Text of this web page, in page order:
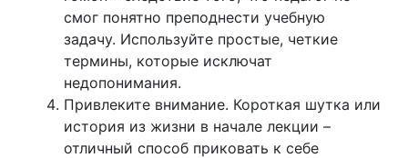
смог понятно преподнести учебную
задачу. Используйте простые, четкие
термины, которые исключат
недопонимания.
Привлеките внимание. Короткая шутка или
история из жизни в начале лекции –
отличный способ приковать к себе